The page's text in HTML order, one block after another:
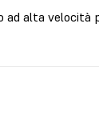
alta velocità